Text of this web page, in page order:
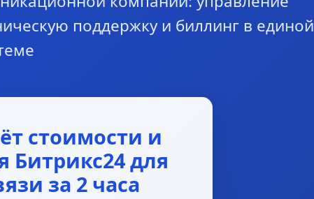
поддержку и биллинг в единой
стоимости и
Битрикс24 для
за 2 часа